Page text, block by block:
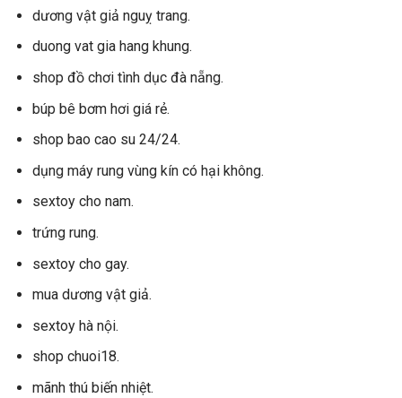
dương vật giả nguỵ trang.
duong vat gia hang khung.
shop đồ chơi tình dục đà nẵng.
búp bê bơm hơi giá rẻ.
shop bao cao su 24/24.
dụng máy rung vùng kín có hại không.
sextoy cho nam.
trứng rung.
sextoy cho gay.
mua dương vật giả.
sextoy hà nội.
shop chuoi18.
mãnh thú biến nhiệt.